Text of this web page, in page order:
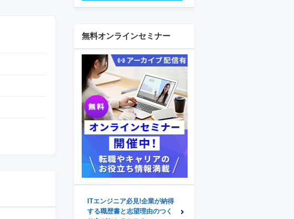
無料オンラインセミナー
ITエンジニア必見!企業が納得
する職歴書と志望理由のつく